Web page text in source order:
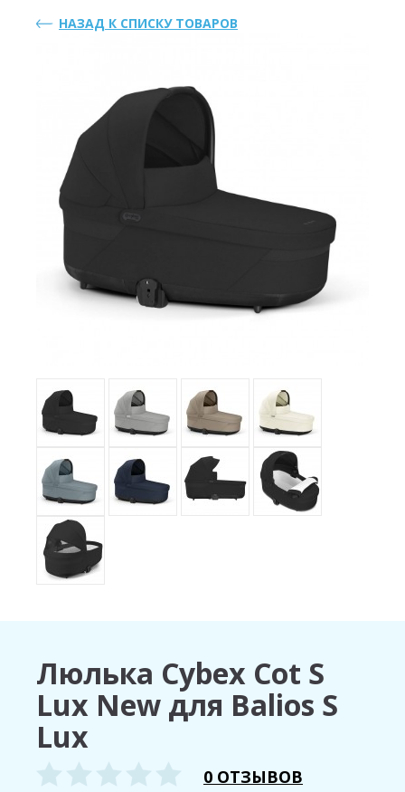
НАЗАД К СПИСКУ ТОВАРОВ
Люлька Cybex Cot S
Lux New для Balios S
Lux
0 ОТЗЫВОВ